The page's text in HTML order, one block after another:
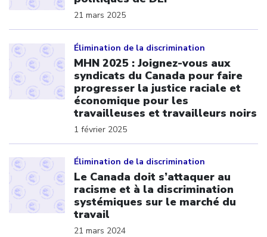
21 mars 2025
Élimination de la discrimination
MHN 2025 : Joignez-vous aux
syndicats du Canada pour faire
progresser la justice raciale et
économique pour les
travailleuses et travailleurs noirs
1 février 2025
Élimination de la discrimination
Le Canada doit s’attaquer au
racisme et à la discrimination
systémiques sur le marché du
travail
21 mars 2024